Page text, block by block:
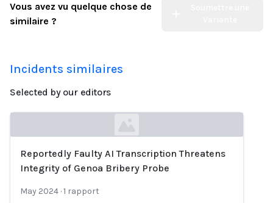
Vous avez vu quelque chose de
similaire ?
Incidents similaires
Selected by our editors
Loading...
Reportedly Faulty AI Transcription Threatens
Integrity of Genoa Bribery Probe
May 2024 ·1 rapport